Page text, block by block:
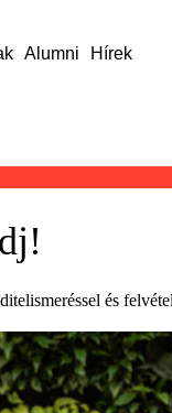
Alumni Hírek
és